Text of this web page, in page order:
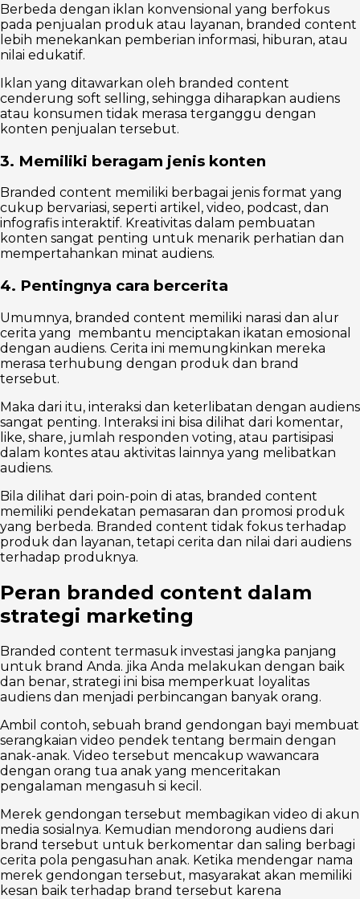
Berbeda dengan iklan konvensional yang berfokus
pada penjualan produk atau layanan, branded content
lebih menekankan pemberian informasi, hiburan, atau
nilai edukatif.
Iklan yang ditawarkan oleh branded content
cenderung soft selling, sehingga diharapkan audiens
atau konsumen tidak merasa terganggu dengan
konten penjualan tersebut.
3. Memiliki beragam jenis konten
Branded content memiliki berbagai jenis format yang
cukup bervariasi, seperti artikel, video, podcast, dan
infografis interaktif. Kreativitas dalam pembuatan
konten sangat penting untuk menarik perhatian dan
mempertahankan minat audiens.
4. Pentingnya cara bercerita
Umumnya, branded content memiliki narasi dan alur
cerita yang membantu menciptakan ikatan emosional
dengan audiens. Cerita ini memungkinkan mereka
merasa terhubung dengan produk dan brand
tersebut.
Maka dari itu, interaksi dan keterlibatan dengan audiens
sangat penting. Interaksi ini bisa dilihat dari komentar,
like, share, jumlah responden voting, atau partisipasi
dalam kontes atau aktivitas lainnya yang melibatkan
audiens.
Bila dilihat dari poin-poin di atas, branded content
memiliki pendekatan pemasaran dan promosi produk
yang berbeda. Branded content tidak fokus terhadap
produk dan layanan, tetapi cerita dan nilai dari audiens
terhadap produknya.
Peran branded content dalam
strategi marketing
Branded content termasuk investasi jangka panjang
untuk brand Anda. jika Anda melakukan dengan baik
dan benar, strategi ini bisa memperkuat loyalitas
audiens dan menjadi perbincangan banyak orang.
Ambil contoh, sebuah brand gendongan bayi membuat
serangkaian video pendek tentang bermain dengan
anak-anak. Video tersebut mencakup wawancara
dengan orang tua anak yang menceritakan
pengalaman mengasuh si kecil.
Merek gendongan tersebut membagikan video di akun
media sosialnya. Kemudian mendorong audiens dari
brand tersebut untuk berkomentar dan saling berbagi
cerita pola pengasuhan anak. Ketika mendengar nama
merek gendongan tersebut, masyarakat akan memiliki
kesan baik terhadap brand tersebut karena